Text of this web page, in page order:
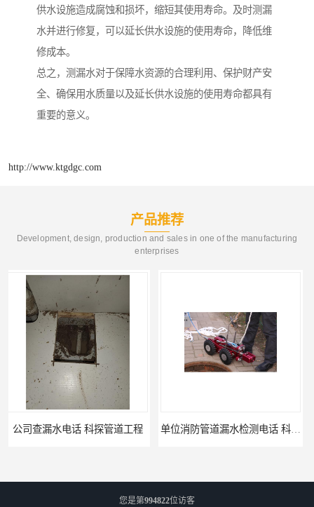
供水设施造成腐蚀和损坏，缩短其使用寿命。及时测漏
水并进行修复，可以延长供水设施的使用寿命，降低维
修成本。
总之，测漏水对于保障水资源的合理利用、保护财产安
全、确保用水质量以及延长供水设施的使用寿命都具有
重要的意义。
http://www.ktgdgc.com
产品推荐
Development, design, production and sales in one of the manufacturing
enterprises
单位消防管道漏水检测电话 科探管道工程 公司地下暗埋管道漏水公司 科探管道工程
您是第994822位访客